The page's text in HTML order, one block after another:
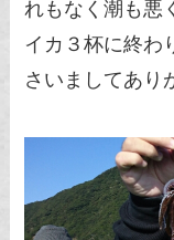
れもなく潮も悪
イカ３杯に終わ
さいましてあり